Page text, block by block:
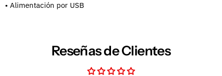
• Alimentación por USB
Reseñas de Clientes